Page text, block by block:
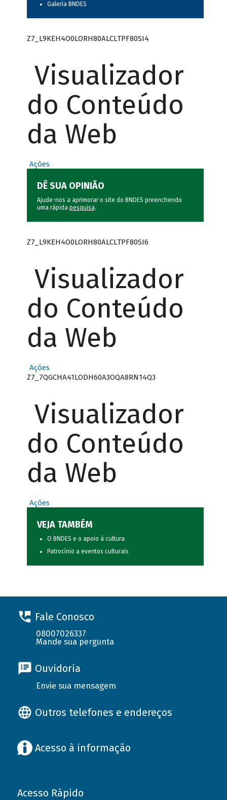
Galeria BNDES
Z7_L9KEH4O0LORH80ALCLTPF80SI4
Visualizador
do Conteúdo
da Web
Ações
DÊ SUA OPINIÃO
Ajude-nos a aprimorar o site do BNDES preenchendo
uma rápida pesquisa.
Z7_L9KEH4O0LORH80ALCLTPF80SI6
Visualizador
do Conteúdo
da Web
Ações
Z7_7QGCHA41LODH60A3OQA8RN14Q3
Visualizador
do Conteúdo
da Web
Ações
VEJA TAMBÉM
O BNDES e o apoio à cultura
Patrocínio a eventos culturais
Fale Conosco
08007026337
Mande sua pergunta
Ouvidoria
Envie sua mensagem
Outros telefones e endereços
Acesso à informação
Acesso Rápido